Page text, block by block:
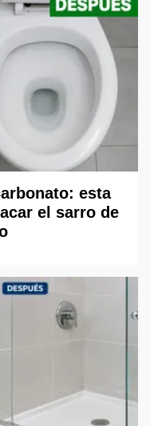
esta
el sarro de